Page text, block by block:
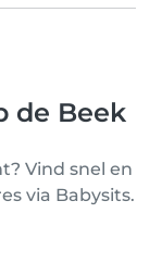
de Beek
Vind snel en
via Babysits.